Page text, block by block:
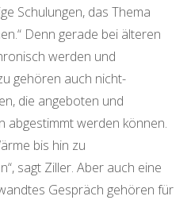
Schulungen, das Thema
Denn gerade bei älteren
werden und
gehören auch nicht-
die angeboten und
abgestimmt werden können.
bis hin zu
sagt Ziller. Aber auch eine
Gespräch gehören für